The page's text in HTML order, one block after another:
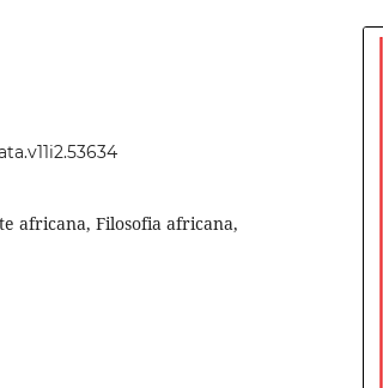
africana, Filosofia africana,